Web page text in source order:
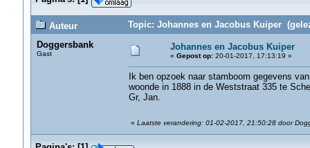
Auteur
Topic: Johannes en Jacobus Kuiper
Doggersbank
Gast
Johannes en Jacobus Kuiper
« Gepost op:20-01-2017, 17:13:19 »
Ik ben opzoek naar stamboom gegevens
woonde in 1888 in de Weststraat 335 te
Gr, Jan.
« Laatste verandering: 01-02-2017, 21:50:28 door